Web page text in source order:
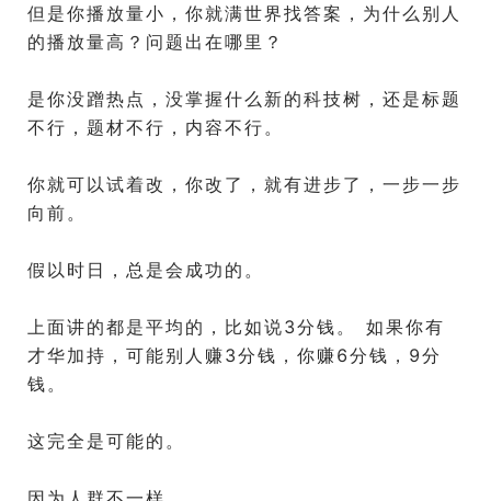
但是你播放量小，你就满世界找答案，为什么别人
的播放量高？问题出在哪里？
是你没蹭热点，没掌握什么新的科技树，还是标题
不行，题材不行，内容不行。
你就可以试着改，你改了，就有进步了，一步一步
向前。
假以时日，总是会成功的。
上面讲的都是平均的，比如说3分钱。 如果你有
才华加持，可能别人赚3分钱，你赚6分钱，9分
钱。
这完全是可能的。